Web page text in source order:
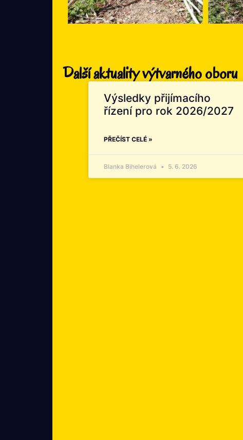
Další aktuality výtvarného oboru
Výsledky přijímacího
řízení pro rok 2026/2027
PŘEČÍST CELÉ »
Blanka Bihelerová 5. 6. 2026